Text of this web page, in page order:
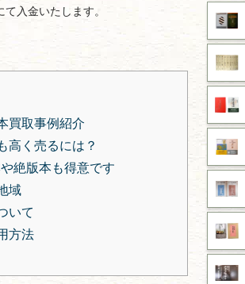
て入金いたします。
買取事例紹介
高く売るには？
絶版本も得意です
域
いて
方法